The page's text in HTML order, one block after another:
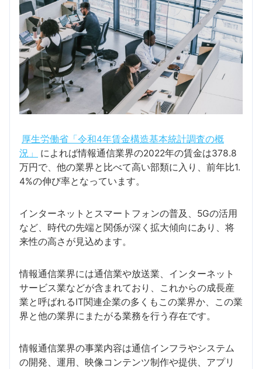
厚生労働省「令和4年賃金構造基本統計調査の概
況」
によれば情報通信業界の2022年の賃金は378.8
万円で、他の業界と比べて高い部類に入り、前年比1.
4%の伸び率となっています。
インターネットとスマートフォンの普及、5Gの活用
など、時代の先端と関係が深く拡大傾向にあり、将
来性の高さが見込めます。
情報通信業界には通信業や放送業、インターネット
サービス業などが含まれており、これからの成長産
業と呼ばれるIT関連企業の多くもこの業界か、この業
界と他の業界にまたがる業務を行う存在です。
情報通信業界の事業内容は通信インフラやシステム
の開発、運用、映像コンテンツ制作や提供、アプリ